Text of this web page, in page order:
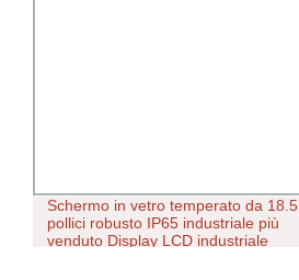
Schermo in vetro temperato da 18.5
pollici robusto IP65 industriale più
venduto Display LCD industriale